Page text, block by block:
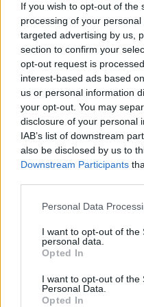
If you wish to opt-out of the
processing of your
targeted advertising by us,
section to confirm your
opt-out request is
interest-based ads based
us or personal information
your opt-out. You may
disclosure of your personal
IAB’s list of downstream
also be disclosed by us to
Downstream Participants
Personal Data
I want to opt-out of the
personal data.
Opted In
I want to opt-out of the
Personal Data.
Opted In
Senaste
Ni som kör HEV
Senaste inlägget av
hybridbilar
förgasare
Senaste inlägget av
Jag tror att folk
anledning.
Senaste inlägget av
BMW 523i Touring
Senaste inlägget av
felsökning